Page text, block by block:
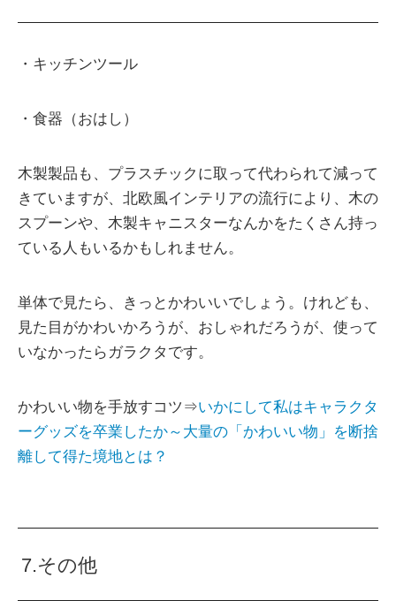
・キッチンツール
・食器（おはし）
木製製品も、プラスチックに取って代わられて減って
きていますが、北欧風インテリアの流行により、木の
スプーンや、木製キャニスターなんかをたくさん持っ
ている人もいるかもしれません。
単体で見たら、きっとかわいいでしょう。けれども、
見た目がかわいかろうが、おしゃれだろうが、使って
いなかったらガラクタです。
かわいい物を手放すコツ⇒いかにして私はキャラクタ
ーグッズを卒業したか～大量の「かわいい物」を断捨
離して得た境地とは？
7.その他